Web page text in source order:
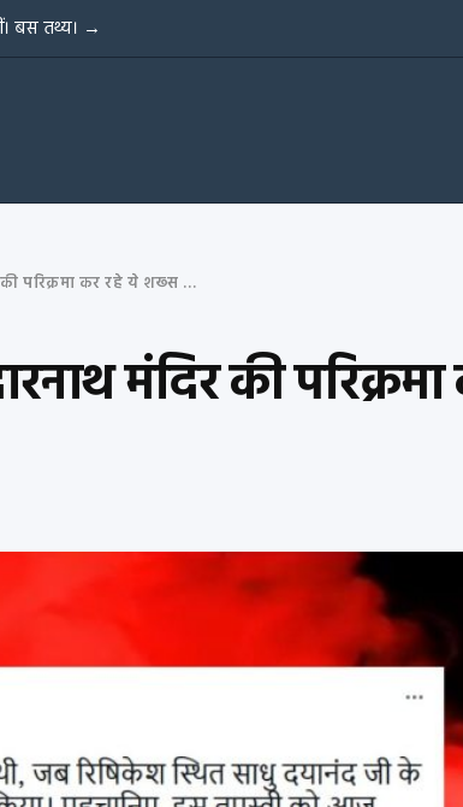
बस तथ्य। →
हाथों के बल केदारनाथ मंदिर की परिक्रमा कर रहे ये शख्स PM मोदी नहीं, ग़लत दावा
मंदिर की